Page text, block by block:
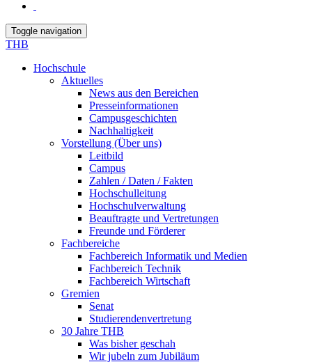
Toggle navigation
THB
Hochschule
Aktuelles
News aus den Bereichen
Presseinformationen
Campusgeschichten
Nachhaltigkeit
Vorstellung (Über uns)
Leitbild
Campus
Zahlen / Daten / Fakten
Hochschulleitung
Hochschulverwaltung
Beauftragte und Vertretungen
Freunde und Förderer
Fachbereiche
Fachbereich Informatik und Medien
Fachbereich Technik
Fachbereich Wirtschaft
Gremien
Senat
Studierendenvertretung
30 Jahre THB
Was bisher geschah
Wir jubeln zum Jubiläum